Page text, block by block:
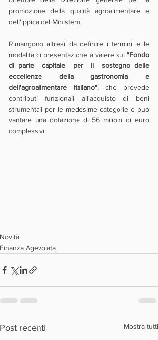
promozione della qualità agroalimentare e
dell'ippica del Ministero.
Rimangono altresì da definire i termini e le
modalità di presentazione a valere sul "Fondo
di parte  capitale  per  il  sostegno delle
eccellenze della gastronomia e
dell'agroalimentare italiano", che prevede
contributi funzionali all'acquisto di beni
strumentali per le medesime categorie e può
vantare una dotazione di 56 milioni di euro
complessivi.
Novità
Finanza Agevolata
Post recenti Mostra tutti